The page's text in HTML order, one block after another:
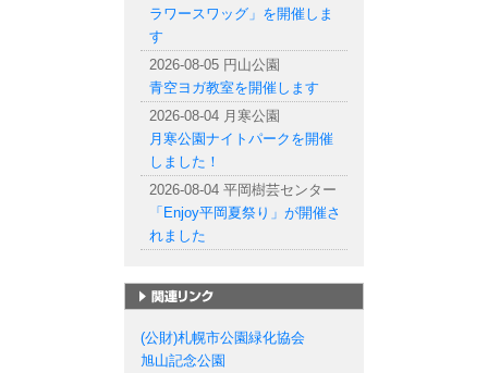
ラワースワッグ」を開催しま
す
2026-08-05 円山公園
青空ヨガ教室を開催します
2026-08-04 月寒公園
月寒公園ナイトパークを開催
しました！
2026-08-04 平岡樹芸センター
「Enjoy平岡夏祭り」が開催さ
れました
(公財)札幌市公園緑化協会
旭山記念公園